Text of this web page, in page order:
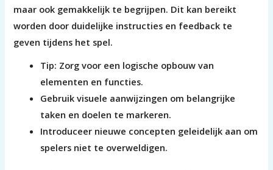
maar ook gemakkelijk te begrijpen. Dit kan bereikt
worden door duidelijke instructies en feedback te
geven tijdens het spel.
Tip: Zorg voor een logische opbouw van
elementen en functies.
Gebruik visuele aanwijzingen om belangrijke
taken en doelen te markeren.
Introduceer nieuwe concepten geleidelijk aan om
spelers niet te overweldigen.